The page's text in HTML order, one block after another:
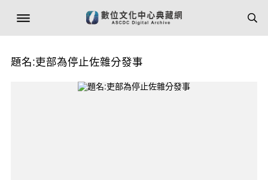
題名:吏部為停止佐雜分發事